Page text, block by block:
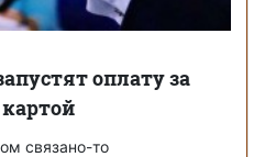
оплату за
связано-то